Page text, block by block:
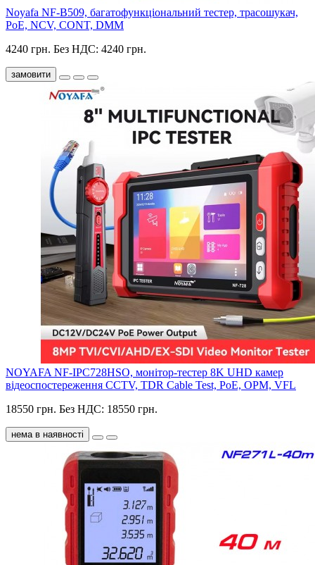
Noyafa NF-B509, багатофункціональний тестер, трасошукач,
PoE, NCV, CONT, DMM
4240 грн. Без НДС: 4240 грн.
замовити
NOYAFA NF-IPC728HSO, монітор-тестер 8K UHD камер
відеоспостереження CCTV, TDR Cable Test, PoE, OPM, VFL
18550 грн. Без НДС: 18550 грн.
нема в наявності